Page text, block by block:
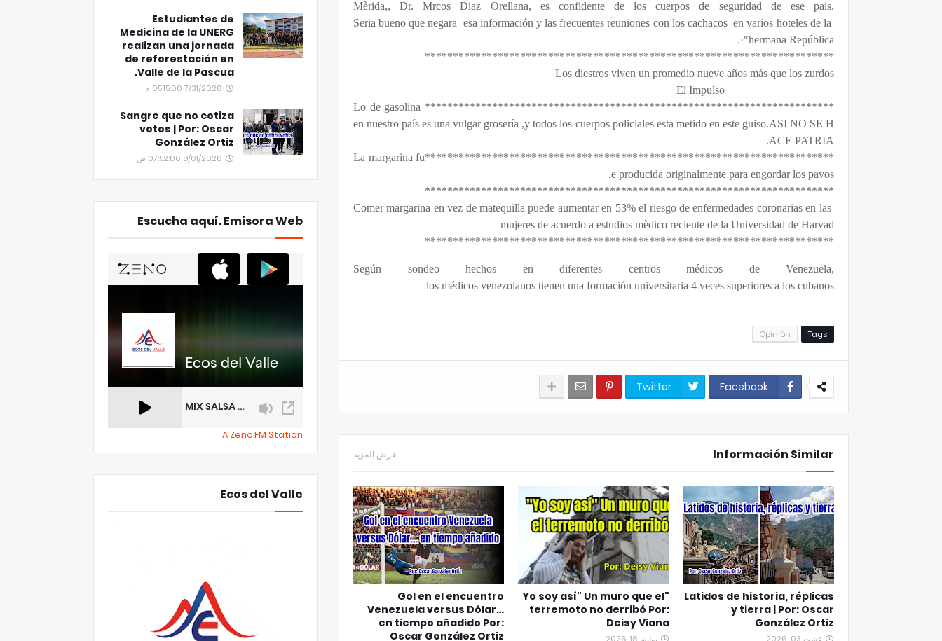
Mèrida,, Dr. Mrcos Diaz Orellana, es confidente de los cuerpos de seguridad de ese pais.
Seria bueno que negara esa información y las frecuentes reuniones con los cachacos en varios hoteles de la
"hermana República·.
*************************************************************************
Los diestros viven un promedio nueve años más que los zurdos
*************************************************************************Lo de gasolina
en nuestro país es una vulgar grosería ,y todos los cuerpos policiales esta metido en este guiso.ASI NO SE H
ACE PATRIA.
*************************************************************************La margarina fu
e producida originalmente para engordar los pavos.
*************************************************************************
Comer margarina en vez de matequilla puede aumentar en 53% el riesgo de enfermedades coronarias en las
mujeres de acuerdo a estudios mèdico reciente de la Universidad de Harvad
*************************************************************************
Según sondeo hechos en diferentes centros médicos de Venezuela,
los médicos venezolanos tienen una formación universitaria 4 veces superiores a los cubanos
.
Tags
Opiniòn
Facebook
Twitter
Información Similar عرض المزيد
Latidos de historia, réplicas
y tierra | Por: Oscar
González Ortiz
"Yo soy así" Un muro que el
terremoto no derribó Por:
Deisy Viana
Gol en el encuentro
Venezuela versus Dólar…
en tiempo añadido Por:
Oscar González Ortiz
Estudiantes de
Medicina de la UNERG
realizan una jornada
de reforestación en
Valle de la Pascua.
7/31/2026 05:15:00 م
Sangre que no cotiza
votos | Por: Oscar
González Ortiz
8/01/2026 07:52:00 ص
Escucha aquí. Emisora Web
A Zeno.FM Station
Ecos del Valle